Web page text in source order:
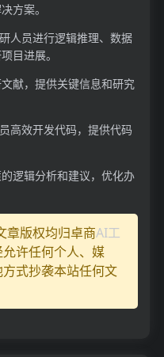
方案。
人员进行逻辑推理、数据
目进展。
献，提供关键信息和研究
高效开发代码，提供代码
逻辑分析和建议，优化办
章版权均归卓商AI工
许任何个人、媒
式抄袭本站任何文